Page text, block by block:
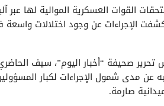
القوات العسكرية الموالية لها عبر
الإجراءات عن وجود اختلالات
صحيفة “أخبار اليوم”، سيف
عن مدى شمول الإجراءات لكبار
صارمة.